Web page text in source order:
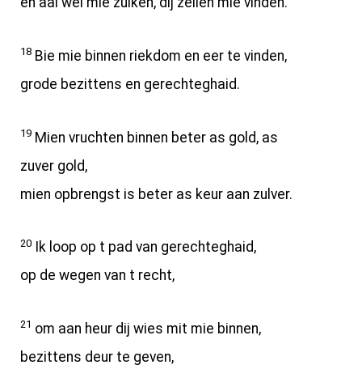
18 Bie mie binnen riekdom en eer te vinden,
grode bezittens en gerechteghaid.
19 Mien vruchten binnen beter as gold, as
zuver gold,
mien opbrengst is beter as keur aan zulver.
20
Ik loop op t pad van gerechteghaid,
op de wegen van t recht,
21 om aan heur dij wies mit mie binnen,
bezittens deur te geven,